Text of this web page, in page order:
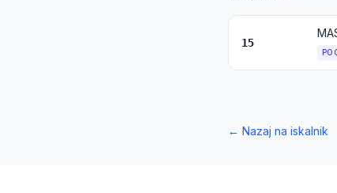
15
← Nazaj na iskalnik